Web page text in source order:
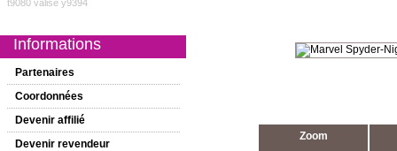
t9080 valise y9394
Informations
Partenaires
Coordonnées
Devenir affilié
Devenir revendeur
Zoom